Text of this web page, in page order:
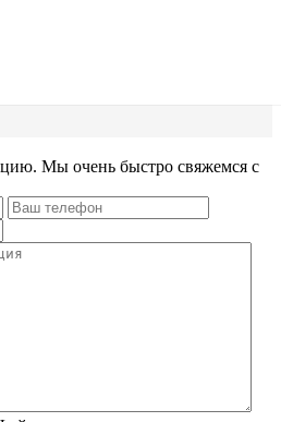
Мы очень быстро свяжемся с